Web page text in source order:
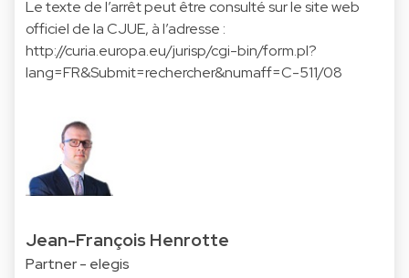
Le texte de l’arrêt peut être consulté sur le site web
officiel de la CJUE, à l’adresse :
http://curia.europa.eu/jurisp/cgi-bin/form.pl?
lang=FR&Submit=rechercher&numaff=C-511/08
Jean-François Henrotte
Partner - elegis